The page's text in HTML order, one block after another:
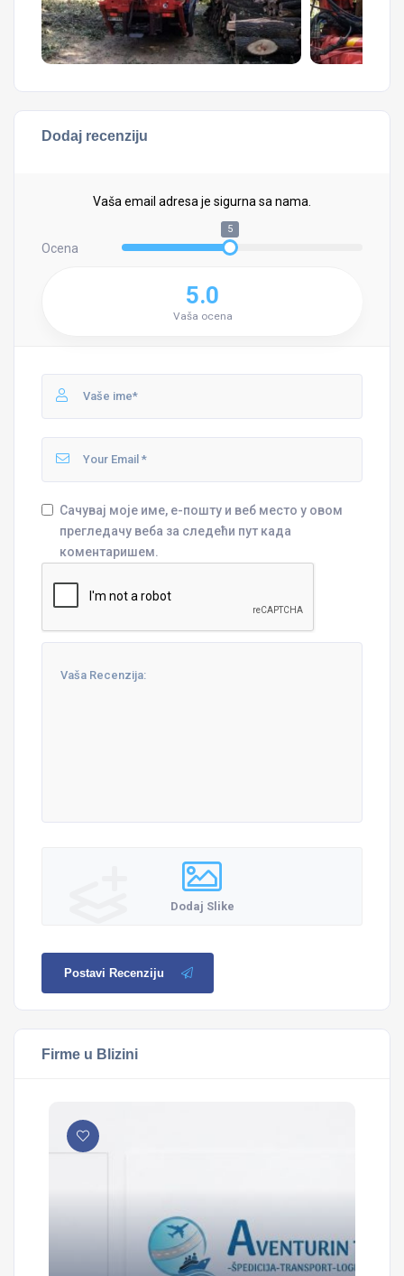
Dodaj recenziju
Vaša email adresa je sigurna sa nama.
Ocena
5
5.0
Vaša ocena
Сачувај моје име, е-пошту и веб место у овом
прегледачу веба за следећи пут када
коментаришем.
Dodaj Slike
Postavi Recenziju
Firme u Blizini